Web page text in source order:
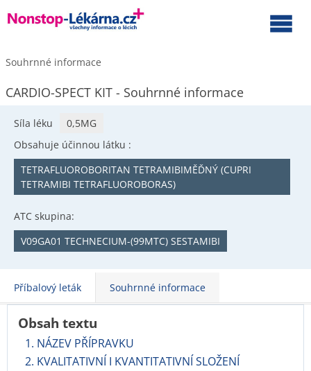
Souhrnné informace
CARDIO-SPECT KIT - Souhrnné informace
Síla léku
0,5MG
Obsahuje účinnou látku :
TETRAFLUOROBORITAN TETRAMIBIMĚĎNÝ (CUPRI
TETRAMIBI TETRAFLUOROBORAS)
ATC skupina:
V09GA01 TECHNECIUM-(99MTC) SESTAMIBI
Příbalový leták Souhrnné informace
Obsah textu
1. NÁZEV PŘÍPRAVKU
2. KVALITATIVNÍ I KVANTITATIVNÍ SLOŽENÍ